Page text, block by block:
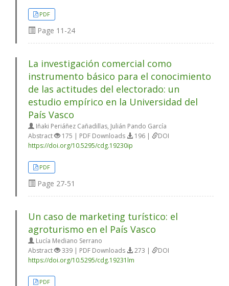
PDF
Page 11-24
La investigación comercial como
instrumento básico para el conocimiento
de las actitudes del electorado: un
estudio empírico en la Universidad del
País Vasco
Iñaki Periáñez Cañadillas, Julián Pando García
Abstract
175 | PDF Downloads 196 |
DOI
https://doi.org/10.5295/cdg.19230ip
PDF
Page 27-51
Un caso de marketing turístico: el
agroturismo en el País Vasco
Lucía Mediano Serrano
Abstract
339 | PDF Downloads 273 |
DOI
https://doi.org/10.5295/cdg.19231lm
PDF